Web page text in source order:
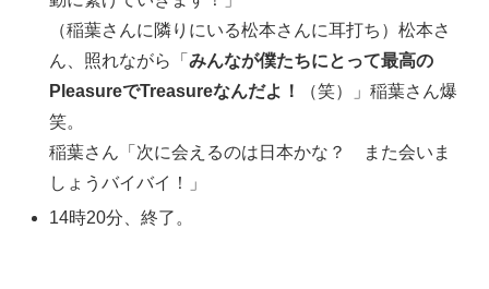
（稲葉さんに隣りにいる松本さんに耳打ち）松本さ
ん、照れながら「みんなが僕たちにとって最高の
PleasureでTreasureなんだよ！
（笑）」稲葉さん爆
笑。
稲葉さん「次に会えるのは日本かな？ また会いま
しょうバイバイ！」
14時20分、終了。